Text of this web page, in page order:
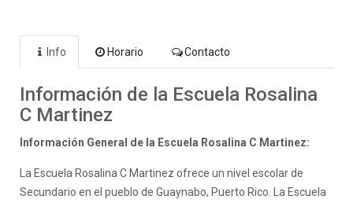
Info Horario Contacto
Información de la Escuela Rosalina
C Martinez
Información General de la Escuela Rosalina C Martinez:
La Escuela Rosalina C Martinez ofrece un nivel escolar de
Secundario en el pueblo de Guaynabo, Puerto Rico. La Escuela